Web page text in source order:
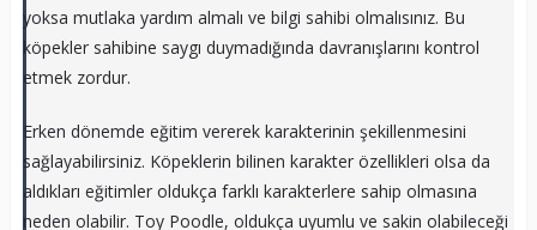
yoksa mutlaka yardım almalı ve bilgi sahibi olmalısınız. Bu
köpekler sahibine saygı duymadığında davranışlarını kontrol
etmek zordur.
Erken dönemde eğitim vererek karakterinin şekillenmesini
sağlayabilirsiniz. Köpeklerin bilinen karakter özellikleri olsa da
aldıkları eğitimler oldukça farklı karakterlere sahip olmasına
neden olabilir. Toy Poodle, oldukça uyumlu ve sakin olabileceği